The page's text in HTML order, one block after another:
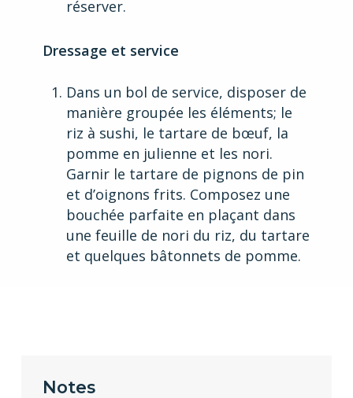
réserver.
Dressage et service
Dans un bol de service, disposer de
manière groupée les éléments; le
riz à sushi, le tartare de bœuf, la
pomme en julienne et les nori.
Garnir le tartare de pignons de pin
et d’oignons frits. Composez une
bouchée parfaite en plaçant dans
une feuille de nori du riz, du tartare
et quelques bâtonnets de pomme.
Notes